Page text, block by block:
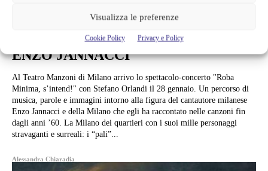
Visualizza le preferenze
Cookie Policy Privacy e Policy
PALCO DEL MANZONI LO
STORICO CANTATORE MILANESE
ENZO JANNACCI
Al Teatro Manzoni di Milano arrivo lo spettacolo-concerto "Roba
Minima, s’intend!" con Stefano Orlandi il 28 gennaio. Un percorso di
musica, parole e immagini intorno alla figura del cantautore milanese
Enzo Jannacci e della Milano che egli ha raccontato nelle canzoni fin
dagli anni ’60. La Milano dei quartieri con i suoi mille personaggi
stravaganti e surreali: i “pali”...
Alessandra Chiaradia